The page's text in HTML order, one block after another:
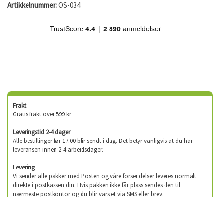
Artikkelnummer:OS-034
Frakt
Gratis frakt over 599 kr
Leveringstid 2-4 dager
Alle bestillinger før 17.00 blir sendt i dag. Det betyr vanligvis at du har
leveransen innen 2-4 arbeidsdager.
Levering
Vi sender alle pakker med Posten og våre forsendelser leveres normalt
direkte i postkassen din. Hvis pakken ikke får plass sendes den til
nærmeste postkontor og du blir varslet via SMS eller brev.